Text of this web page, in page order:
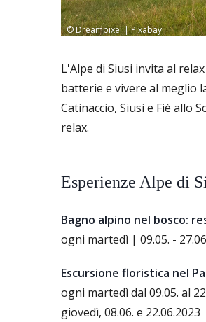
© Dreampixel | Pixabay
L'Alpe di Siusi invita al
batterie e vivere al meglio
Catinaccio, Siusi e Fiè allo
relax.
Esperienze Alpe di
Bagno alpino nel bosco:
ogni martedì | 09.05. -
Escursione floristica nel
ogni martedì dal 09.05. al
giovedì, 08.06. e 22.06.2023